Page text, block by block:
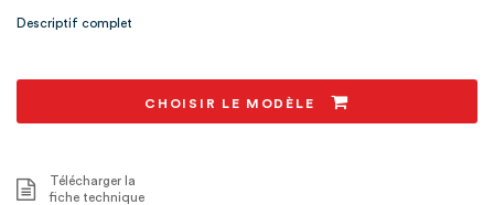
Descriptif complet
CHOISIR LE MODÈLE
Télécharger la
fiche technique